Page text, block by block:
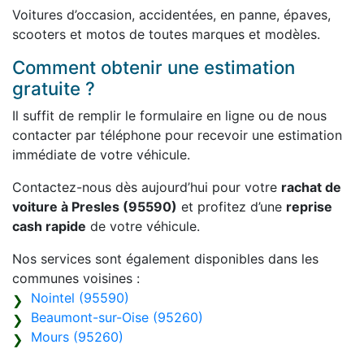
Voitures d’occasion, accidentées, en panne, épaves,
scooters et motos de toutes marques et modèles.
Comment obtenir une estimation
gratuite ?
Il suffit de remplir le formulaire en ligne ou de nous
contacter par téléphone pour recevoir une estimation
immédiate de votre véhicule.
Contactez-nous dès aujourd’hui pour votre rachat de
voiture à Presles (95590) et profitez d’une reprise
cash rapide de votre véhicule.
Nos services sont également disponibles dans les
communes voisines :
Nointel (95590)
Beaumont-sur-Oise (95260)
Mours (95260)